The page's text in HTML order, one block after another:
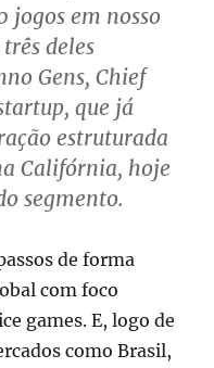
jogos em nosso
deles
Gens, Chief
que já
estruturada
Califórnia, hoje
segmento.
de forma
com foco
games. E, logo de
como Brasil,